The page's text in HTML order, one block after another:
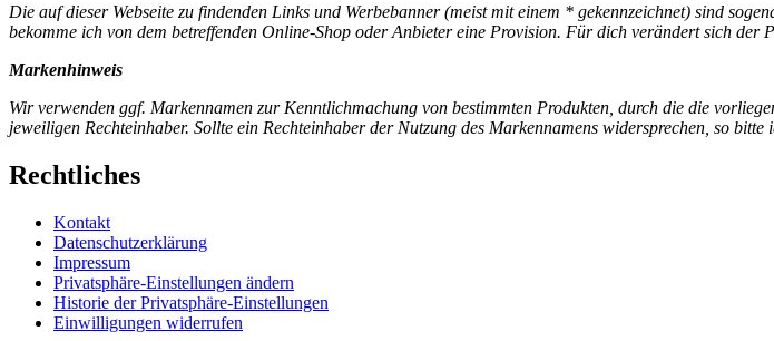
Die auf dieser Webseite zu findenden Links und Werbebanner (meist mit einem * gekennzeichnet) sind
bekomme ich von dem betreffenden Online-Shop oder Anbieter eine Provision. Für dich verändert sich der
Markenhinweis
Wir verwenden ggf. Markennamen zur Kenntlichmachung von bestimmten Produkten, durch die die
jeweiligen Rechteinhaber. Sollte ein Rechteinhaber der Nutzung des Markennamens widersprechen, so
Rechtliches
Kontakt
Datenschutzerklärung
Impressum
Privatsphäre-Einstellungen ändern
Historie der Privatsphäre-Einstellungen
Einwilligungen widerrufen